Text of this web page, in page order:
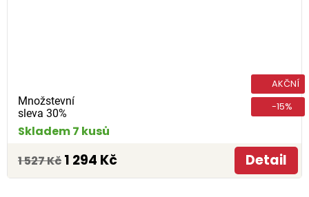
Množstevní
sleva 30%
AKČNÍ
-15%
Skladem 7 kusů
1 527 Kč 1 294 Kč Detail